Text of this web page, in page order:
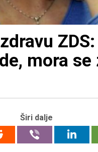
mora se
Širi dalje